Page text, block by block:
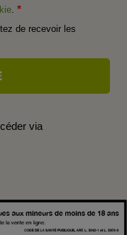
de recevoir les
via